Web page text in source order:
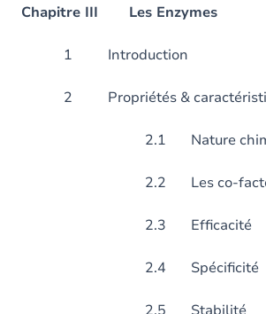
Chapitre III Les Enzymes
1
2 Propriétés &
2.1 Nature chimique
2.2 Les co-facteurs
2.3 Efficacité
2.4 Spécificité